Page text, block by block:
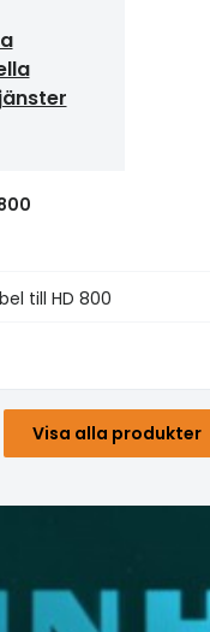
till HD 800
Visa alla produkter